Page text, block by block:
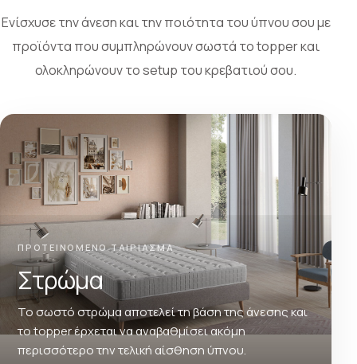
Ενίσχυσε την άνεση και την ποιότητα του ύπνου σου με
προϊόντα που συμπληρώνουν σωστά το topper και
ολοκληρώνουν το setup του κρεβατιού σου.
ΠΡΟΤΕΙΝΟΜΕΝΟ ΤΑΙΡΙΑΣΜΑ
Στρώμα
Το σωστό στρώμα αποτελεί τη βάση της άνεσης και
το topper έρχεται να αναβαθμίσει ακόμη
περισσότερο την τελική αίσθηση ύπνου.